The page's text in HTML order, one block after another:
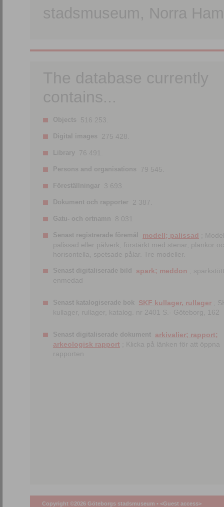
stadsmuseum, Norra
The database currently
contains...
Objects 516 253.
Digital images 275 428.
Library 76 491.
Persons and organisations 79 545.
Föreställningar 3 693.
Dokument och rapporter 2 387.
Gatu- och ortnamn 8 031.
Senast registrerade föremål modell; palissad
;
palissad eller pålverk, förstärkt med stenar, plankor
horisontella, spetsade pålar. Tre modeller.
Senast digitaliserade bild spark; meddon ;
enmedad
Senast katalogiserade bok SKF kullager, rullager ;
kullager, rullager, katalog. nr 2401 S.- Göteborg, 162
Senast digitaliserade dokument arkivalier; rapport;
arkeologisk rapport ; Klicka på länken för att öppna
rapporten
Copyright ©2026 Göteborgs stadsmuseum • <Guest access>